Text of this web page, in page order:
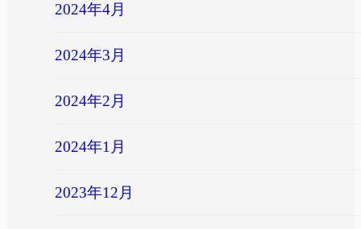
2024年4月
2024年3月
2024年2月
2024年1月
2023年12月